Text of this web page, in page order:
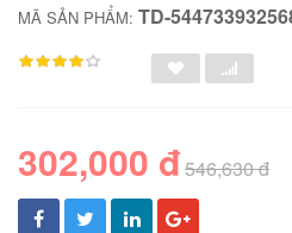
MÃ SẢN PHẨM: TD-
302,000 đ546,630 đ